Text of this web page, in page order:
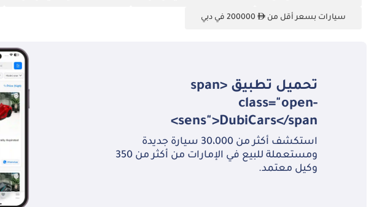
سيارات بسعر أقل من 200000 في دبي
تحميل تطبيق <span
class="open-
sens">DubiCars</span>
استكشف أكثر من 30،000 سيارة جديدة
ومستعملة للبيع في الإمارات من أكثر من 350
وكيل معتمد.